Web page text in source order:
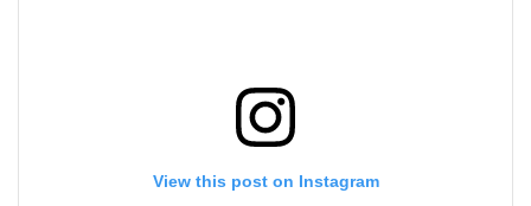
View this post on Instagram